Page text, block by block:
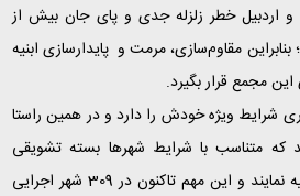
اردبیل خطر زلزله جدی و پای جان بیش از
بنابراین مقاوم‌سازی، مرمت و پایدارسازی ابنیه
مجمع قرار بگیرد.
شرایط ویژه خودش را دارد و در همین راستا
که متناسب با شرایط شهرها بسته تشویقی
بازآفرینی خاص خودشان را تهیه نمایند و این مهم تاکنون در 309 شهر اجرایی